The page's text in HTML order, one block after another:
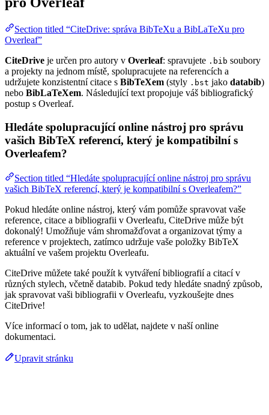
Section titled “CiteDrive: správa BibTeXu a BibLaTeXu pro
Overleaf”
CiteDrive je určen pro autory v Overleaf: spravujete .bib soubory
a projekty na jednom místě, spolupracujete na referencích a
udržujete konzistentní citace s BibTeXem (styly .bst jako databib)
nebo BibLaTeXem. Následující text propojuje váš bibliografický
postup s Overleaf.
Hledáte spolupracující online nástroj pro správu
vašich BibTeX referencí, který je kompatibilní s
Overleafem?
Section titled “Hledáte spolupracující online nástroj pro správu
vašich BibTeX referencí, který je kompatibilní s Overleafem?”
Pokud hledáte online nástroj, který vám pomůže spravovat vaše
reference, citace a bibliografii v Overleafu, CiteDrive může být
dokonalý! Umožňuje vám shromažďovat a organizovat týmy a
reference v projektech, zatímco udržuje vaše položky BibTeX
aktuální ve vašem projektu Overleafu.
CiteDrive můžete také použít k vytváření bibliografií a citací v
různých stylech, včetně databib. Pokud tedy hledáte snadný způsob,
jak spravovat vaši bibliografii v Overleafu, vyzkoušejte dnes
CiteDrive!
Více informací o tom, jak to udělat, najdete v naší online
dokumentaci.
Upravit stránku